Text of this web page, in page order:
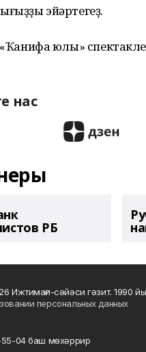
эйәртегеҙ.
юлы»
нас
РБ
Ижтимағи-сәйәси гәзит. 1990
персональных данных
04 баш мөхәррир